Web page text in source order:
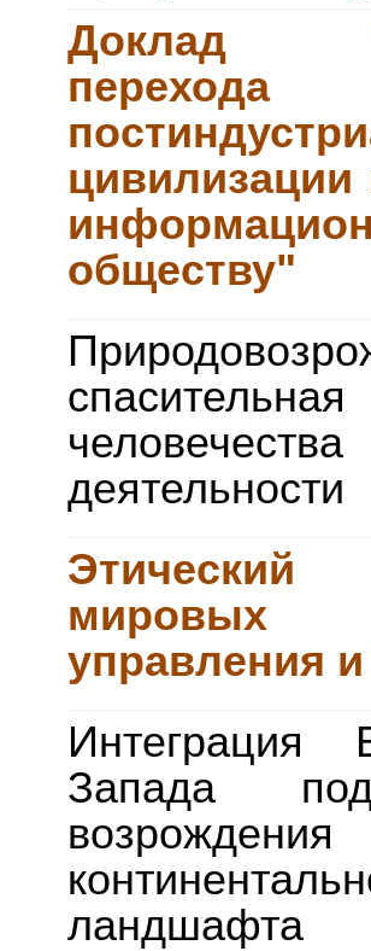
Доклад
цивилизации
обществу"
деятельности
мировых
управления
Интеграция
Запада
возрождения
ландшафта